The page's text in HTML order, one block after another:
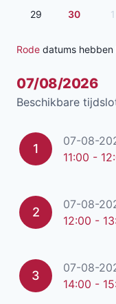
29 30 1
Rode datums
07/08/2026
Beschikbare
1
07-08-
11:00 -
2
07-08-
12:00 -
3
07-08-
14:00 -